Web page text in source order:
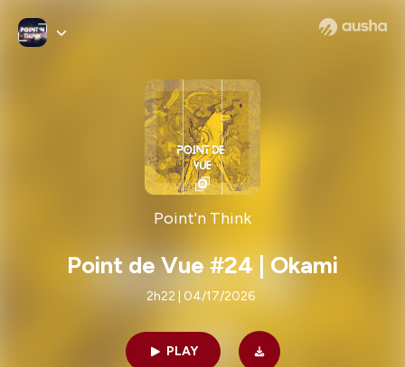
Point'n Think
Point de Vue #24 | Okami
2h22 | 04/17/2026
PLAY